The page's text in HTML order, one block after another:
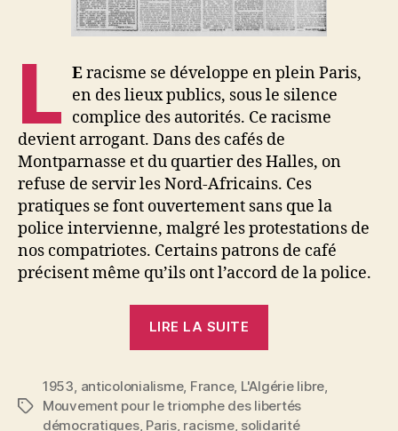
L Eracisme se développe en plein Paris,
en des lieux publics, sous le silence
complice des autorités. Ce racisme
devient arrogant. Dans des cafés de
Montparnasse et du quartier des Halles, on
refuse de servir les Nord-Africains. Ces
pratiques se font ouvertement sans que la
police intervienne, malgré les protestations de
nos compatriotes. Certains patrons de café
précisent même qu’ils ont l’accord de la police.
LIRE LA SUITE
haine »
Étiquettes
1953 anticolonialisme, France, L'Algérie libre
Mouvement pour le triomphe des libertés
démocratiques, Paris, racisme, solidarité